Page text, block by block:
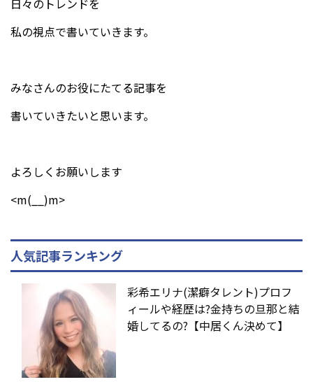
日々のトレンドを
私の視点で書いていきます。
みなさんのお役にたてる記事を
書いていきたいと思います。
よろしくお願いします
<m(__)m>
人気記事ランキング
彩希エリナ(潔癖タレント)プロフ
ィールや経歴は?金持ちの旦那と結
婚してるの?【中居くん決めて】